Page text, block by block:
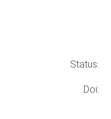
Status:
Doi: